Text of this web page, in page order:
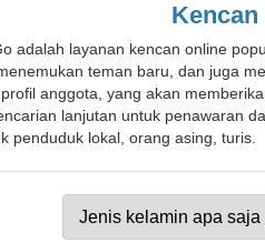
adalah layanan kencan online
teman baru, dan juga
anggota, yang akan
lanjutan untuk penawaran
penduduk lokal, orang asing, turis.